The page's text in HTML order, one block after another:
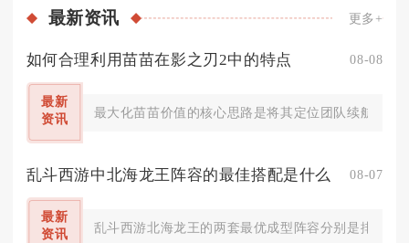
最新资讯 更多+
如何合理利用苗苗在影之刃2中的特点 08-08
最新
资讯
最大化苗苗价值的核心思路是将其定位团队续航辅
乱斗西游中北海龙王阵容的最佳搭配是什么 08-07
最新
资讯
乱斗西游北海龙王的两套最优成型阵容分别是排行